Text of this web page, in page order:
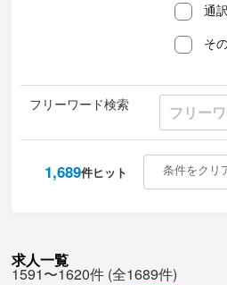
通
そ
フリーワード検索
1,689件ヒット 条件をクリ
求人一覧
1591〜1620件 (全1689件)